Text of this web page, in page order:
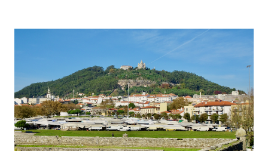
subterrâneos. O Parque da Estação Viana Shopping é grátis de
2ª a 5ª feira a partir das 20:00 (DIAS ÚTEIS)